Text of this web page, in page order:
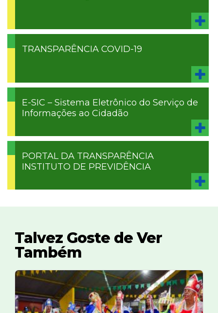
TRANSPARÊNCIA COVID-19
E-SIC – Sistema Eletrônico do Serviço de
Informações ao Cidadão
PORTAL DA TRANSPARÊNCIA
INSTITUTO DE PREVIDÊNCIA
Talvez Goste de Ver
Também